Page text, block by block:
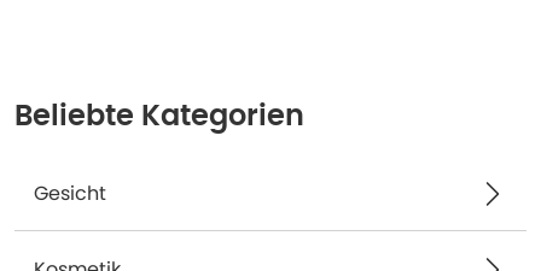
Beliebte Kategorien
Gesicht